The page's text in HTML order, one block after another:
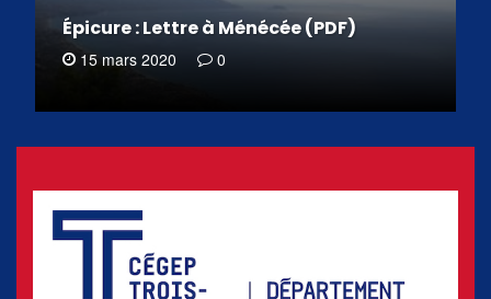
Épicure : Lettre à Ménécée (PDF)
15 mars 2020 0